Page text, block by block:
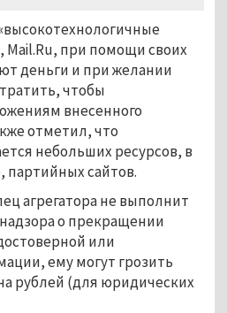
Mail.Ru, при помощи своих
деньги и при желании
чтобы
внесенного
отметил, что
небольших ресурсов, в
сайтов.
агрегатора не выполнит
о прекращении
или
ему могут грозить
рублей (для юридических